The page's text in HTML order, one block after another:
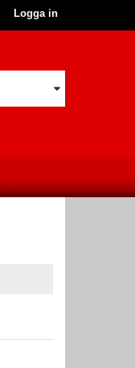
Logga in